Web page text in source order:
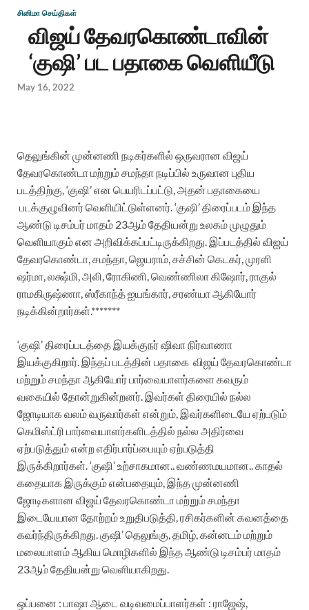
சினிமா செய்திகள்
விஜய் தேவரகொண்டாவின்
‘குஷி’ பட பதாகை வெளியீடு
May 16, 2022
தெலுங்கின் முன்னணி நடிகர்களில் ஒருவரான விஜய்
தேவரகொண்டா மற்றும் சமந்தா நடிப்பில் உருவான புதிய
படத்திற்கு, ‘குஷி’ என பெயரிடப்பட்டு, அதன் பதாகையை
படக்குழுவினர் வெளியிட்டுள்ளனர். ‘குஷி’ திரைப்படம் இந்த
ஆண்டு டிசம்பர் மாதம் 23ஆம் தேதியன்று உலகம் முழுதும்
வெளியாகும் என அறிவிக்கப்பட்டிருக்கிறது. இப்படத்தில் விஜய்
தேவரகொண்டா, சமந்தா, ஜெயராம், சச்சின் கெடகர், முரளி
ஷர்மா, லக்ஷ்மி, அலி, ரோகிணி, வெண்ணிலா கிஷோர், ராகுல்
ராமகிருஷ்ணா, ஸ்ரீகாந்த் ஐயங்கார், சரண்யா ஆகியோர்
நடிக்கின்றார்கள்.*******
‘குஷி’ திரைப்படத்தை இயக்குநர் ஷிவா நிர்வாணா
இயக்குகிறார். இந்தப் படத்தின் பதாகை விஜய் தேவரகொண்டா
மற்றும் சமந்தா ஆகியோர் பார்வையாளர்களை கவரும்
வகையில் தோன்றுகின்றனர். இவர்கள் திரையில் நல்ல
ஜோடியாக வலம் வருவார்கள் என்றும், இவர்களிடையே ஏற்படும்
கெமிஸ்ட்ரி பார்வையாளர்களிடத்தில் நல்ல அதிர்வை
ஏற்படுத்தும் என்ற எதிர்பார்ப்பையும் ஏற்படுத்தி
இருக்கிறார்கள். ‘குஷி’ உற்சாகமான.. வண்ணமயமான.. காதல்
கதையாக இருக்கும் என்பதையும், இந்த முன்னணி
ஜோடிகளான விஜய் தேவரகொண்டா மற்றும் சமந்தா
இடையேயான தோற்றம் உறுதிபடுத்தி, ரசிகர்களின் கவனத்தை
கவர்ந்திருக்கிறது. குஷி’ தெலுங்கு, தமிழ், கன்னடம் மற்றும்
மலையாளம் ஆகிய மொழிகளில் இந்த ஆண்டு டிசம்பர் மாதம்
23ஆம் தேதியன்று வெளியாகிறது.
ஒப்பனை : பாஷாஆடை வடிவமைப்பாளர்கள் : ராஜேஷ்,